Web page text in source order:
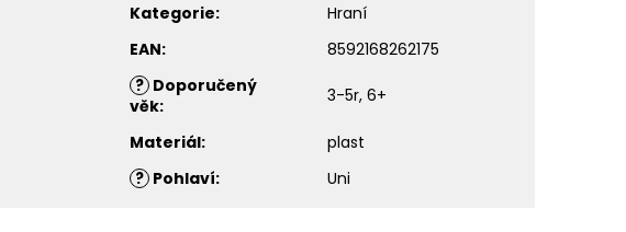
Kategorie:
Hraní
EAN:
8592168262175
? Doporučený
věk: 3-5r, 6+
Materiál:
plast
? Pohlaví: Uni